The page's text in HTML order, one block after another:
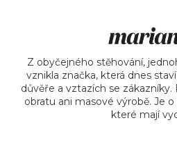
Z obyčejného stěhování,
vznikla značka, která dnes
důvěře a vztazích se
obratu ani masové výrobě. Je
které mají